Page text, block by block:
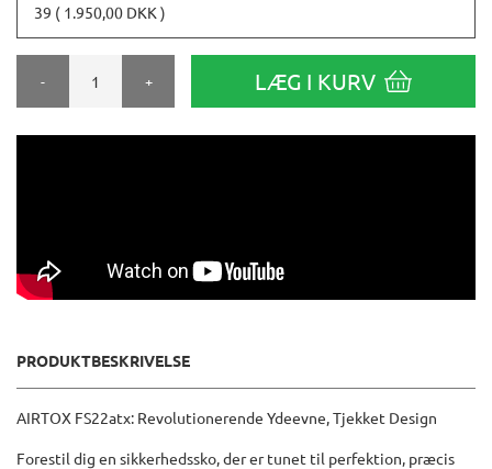
39 ( 1.950,00 DKK )
- + LÆG I KURV
PRODUKTBESKRIVELSE
AIRTOX FS22atx: Revolutionerende Ydeevne, Tjekket Design
Forestil dig en sikkerhedssko, der er tunet til perfektion, præcis